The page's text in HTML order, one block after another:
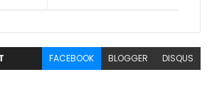
FACEBOOK BLOGGER DISQUS